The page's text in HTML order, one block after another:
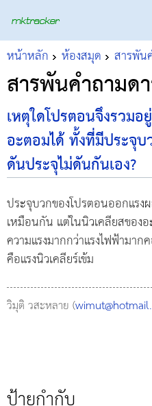
หน้าหลัก ห้องสมุด สารพัน
สารพันคำถามด
เหตุใดโปรตอนจึงรวม
อะตอมได้ ทั้งที่มีประจุ
ดันประจุไม่ดันกันเอง?
ประจุบวกของโปรตอนออกแร
เหมือนกัน แต่ในนิวเคลียสของ
ความแรงมากกว่าแรงไฟฟ้ามา
คือแรงนิวเคลียร์เข้ม
วิมุติ วสะหลาย (